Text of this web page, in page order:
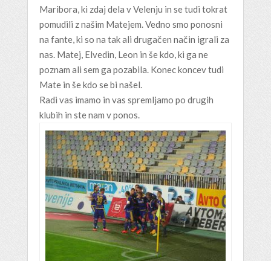
Maribora, ki zdaj dela v Velenju in se tudi tokrat
pomudili z našim Matejem. Vedno smo ponosni
na fante, ki so na tak ali drugačen način igrali za
nas. Matej, Elvedin, Leon in še kdo, ki ga ne
poznam ali sem ga pozabila. Konec koncev tudi
Mate in še kdo se bi našel.
Radi vas imamo in vas spremljamo po drugih
klubih in ste nam v ponos.